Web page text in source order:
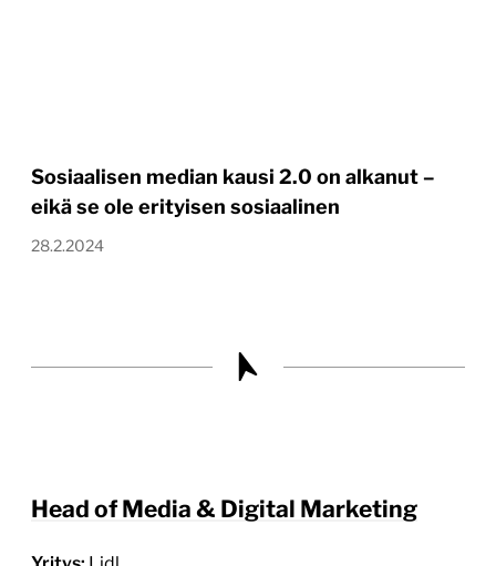
Sosiaalisen median kausi 2.0 on alkanut –
eikä se ole erityisen sosiaalinen
28.2.2024
Head of Media & Digital Marketing